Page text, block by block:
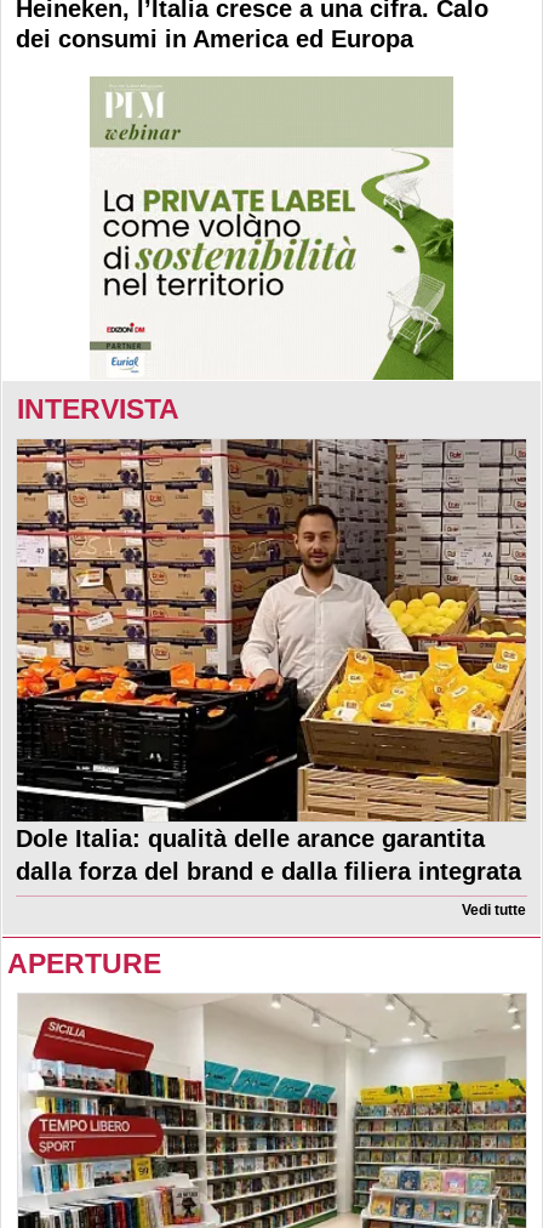
Heineken, l’Italia cresce a una cifra. Calo
dei consumi in America ed Europa
INTERVISTA
Dole Italia: qualità delle arance garantita
dalla forza del brand e dalla filiera integrata
Vedi tutte
APERTURE